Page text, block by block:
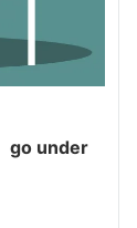
go under